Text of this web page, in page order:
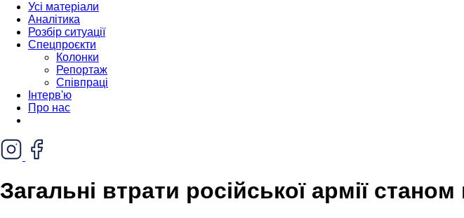
Усі матеріали
Аналітика
Розбір ситуації
Спецпроєкти
Колонки
Репортаж
Співпраці
Інтерв'ю
Про нас
Загальні втрати російської армії